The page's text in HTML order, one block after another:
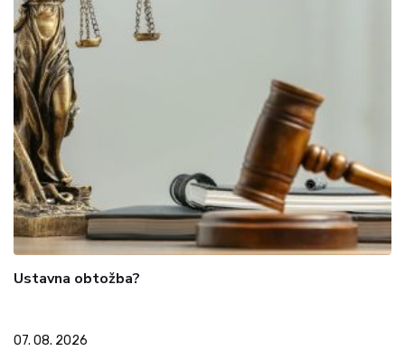
Ustavna obtožba?
07. 08. 2026